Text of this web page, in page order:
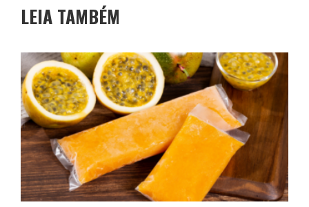
LEIA TAMBÉM